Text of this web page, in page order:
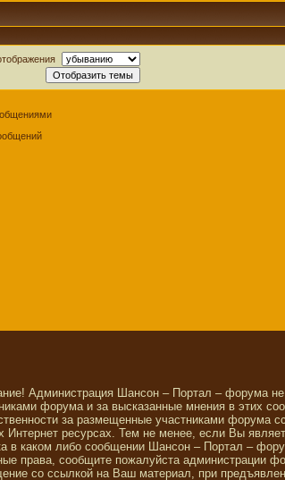
Администрация Шансон – Портал – форума
форума и за высказанные мнения в этих
за размещенные участниками форума
Интернет ресурсах. Тем не менее, если Вы
в каком либо сообщении Шансон – Портал –
права, сообщите пожалуйста администрации
со ссылкой на Ваш материал, при